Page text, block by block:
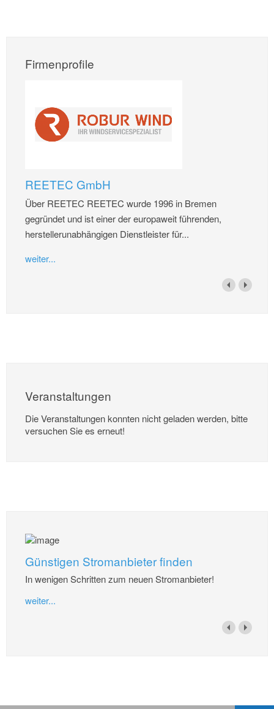
Firmenprofile
REETEC GmbH
Über REETEC REETEC wurde 1996 in Bremen
gegründet und ist einer der europaweit führenden,
herstellerunabhängigen Dienstleister für...
weiter...
Veranstaltungen
Die Veranstaltungen konnten nicht geladen werden, bitte
versuchen Sie es erneut!
Günstigen Stromanbieter finden
In wenigen Schritten zum neuen Stromanbieter!
weiter...